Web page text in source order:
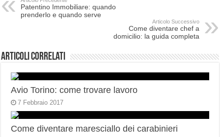
Patentino Immobiliare: quando
prenderlo e quando serve
Articolo Successivo
Come diventare chef a
domicilio: la guida completa
Articoli correlati
Avio Torino: come trovare lavoro
7 Febbraio 2017
Come diventare maresciallo dei carabinieri